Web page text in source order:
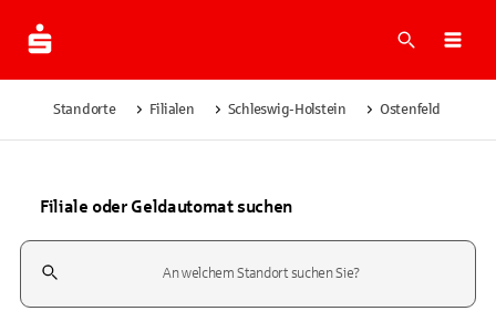
Suche
Standorte Filialen Schleswig-Holstein Ostenfeld
Filiale oder Geldautomat suchen
Suchfeld